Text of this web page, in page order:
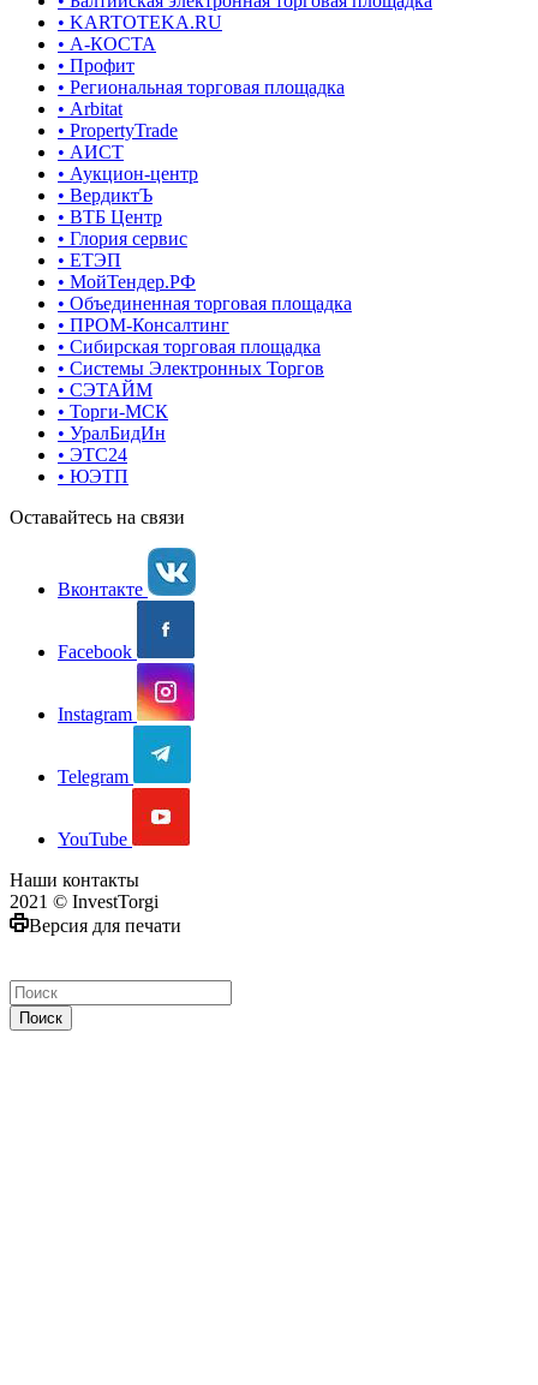
• KARTOTEKA.RU
• А-КОСТА
• Профит
• Региональная торговая площадка
• Arbitat
• PropertyTrade
• АИСТ
• Аукцион-центр
• ВердиктЪ
• ВТБ Центр
• Глория сервис
• ЕТЭП
• МойТендер.РФ
• Объединенная торговая площадка
• ПРОМ-Консалтинг
• Сибирская торговая площадка
• Системы Электронных Торгов
• СЭТАЙМ
• Торги-МСК
• УралБидИн
• ЭТС24
• ЮЭТП
Оставайтесь на связи
Вконтакте
Facebook
Instagram
Telegram
YouTube
Наши контакты
2021 © InvestTorgi
Версия для печати
Поиск